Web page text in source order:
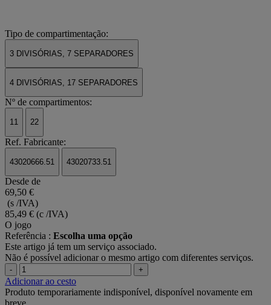
Tipo de compartimentação:
3 DIVISÓRIAS, 7 SEPARADORES
4 DIVISÓRIAS, 17 SEPARADORES
Nº de compartimentos:
11 22
Ref. Fabricante:
43020666.51 43020733.51
Desde de
69,50 €
(s /IVA)
85,49 € (c /IVA)
O jogo
Referência : Escolha uma opção
Este artigo já tem um serviço associado.
Não é possível adicionar o mesmo artigo com diferentes serviços.
- +
Adicionar ao cesto
Produto temporariamente indisponível, disponível novamente em